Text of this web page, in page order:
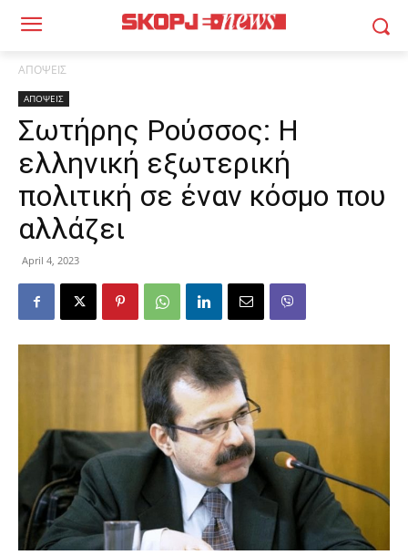
ΑΠΟΨΕΙΣ
ΑΠΟΨΕΙΣ
Σωτήρης Ρούσσος: Η
ελληνική εξωτερική
πολιτική σε έναν κόσμο που
αλλάζει
April 4, 2023